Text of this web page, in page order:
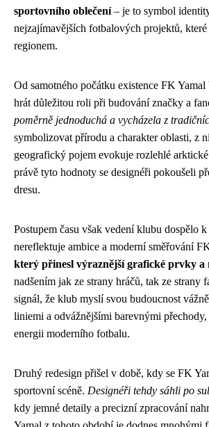
sportovního oblečení– je to symbol
nejzajímavějších fotbalových projektů,
regionem.
Od samotného počátku existence FK
hrát důležitou roli při budování značky a
poměrně jednoduchá a vycházela z
symbolizovat přírodu a charakter oblasti, z
geografický pojem evokuje rozlehlé
právě tyto hodnoty se designéři pokoušeli
dresu.
Postupem času však vedení klubu dospělo
nereflektuje ambice a moderní směřování
který přinesl výraznější grafické prvky a
nadšením jak ze strany hráčů, tak ze
signál, že klub myslí svou budoucnost
liniemi a odvážnějšími barevnými
energii moderního fotbalu.
Druhý redesign přišel v době, kdy se FK
sportovní scéně. Designéři tehdy sáhli po
kdy jemné detaily a precizní zpracování